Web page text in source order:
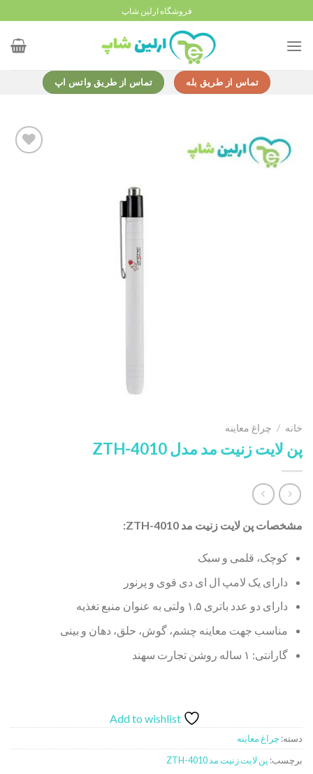
to
content
فروشگاه ارلین شاپ
تماس از طریق بله تماس از طریق واتس اپ
خانه / چراغ معاینه
پن لایت زنیت مد مدل ZTH-4010
مشخصات پن لایت زنیت مد ZTH-4010:
کوچک، قلمی و سبک
دارای یک لامپ ال ای دی قوی و پرنور
دارای دو عدد باتری ۱.۵ ولتی به عنوان منبع تغذیه
مناسب جهت معاینه چشم، گوش، حلق، دهان و بینی
گارانتی: ۱ ساله روشن تجارت سهند
Add to wishlist
دسته: چراغ معاینه
برچسب: پن لایت زنیت مد ZTH-4010